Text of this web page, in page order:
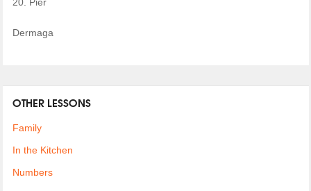
Dermaga
OTHER LESSONS
Family
In the Kitchen
Numbers